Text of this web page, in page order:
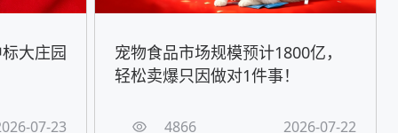
大庄园
07-23
宠物食品市场规模预计1800亿，
轻松卖爆只因做对1件事！
4866 2026-07-22